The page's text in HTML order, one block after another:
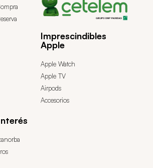
Imprescindibles
Apple
Apple Watch
Apple TV
Airpods
Accesorios